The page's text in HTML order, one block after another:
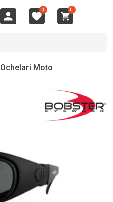
0 0
Ochelari Moto